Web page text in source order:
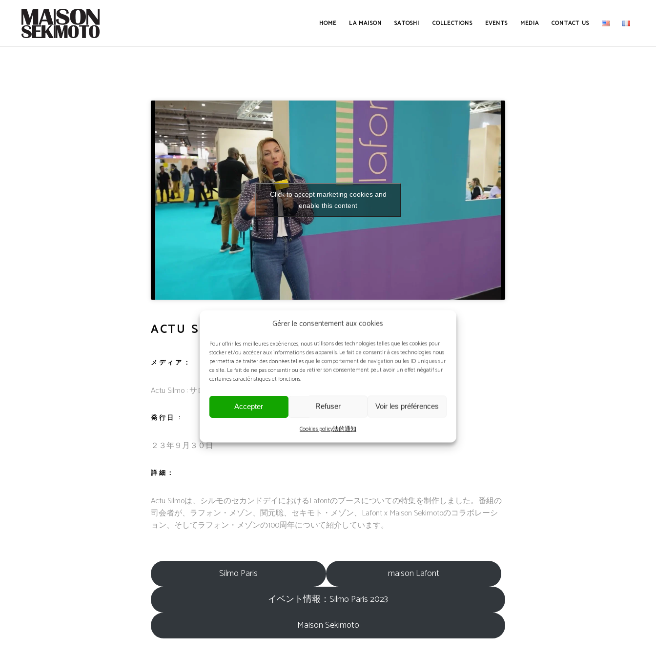
Gérer le consentement aux cookies
Pour offrir les meilleures expériences, nous utilisons des technologies telles que les cookies pour
stocker et/ou accéder aux informations des appareils. Le fait de consentir à ces technologies nous
permettra de traiter des données telles que le comportement de navigation ou les ID uniques sur
ce site. Le fait de ne pas consentir ou de retirer son consentement peut avoir un effet négatif sur
certaines caractéristiques et fonctions.
Accepter Refuser Voir les préférences
Cookies policy法的通知
HOME LA MAISON SATOSHI COLLECTIONS EVENTS MEDIA CONTACT US
Click to accept marketing cookies and
enable this content
ACTU SILMO
メディア：
Actu Silmo : サロン・シルモ・パリのテレビチャンネル
発行日 :
２３年９月３０日
詳細：
Actu Silmoは、シルモのセカンドデイにおけるLafontのブースについての特集を制作しました。番組の
司会者が、ラフォン・メゾン、関元聡、セキモト・メゾン、Lafont x Maison Sekimotoのコラボレーシ
ョン、そしてラフォン・メゾンの100周年について紹介しています。
Silmo Paris
maison Lafont
イベント情報：Silmo Paris 2023
Maison Sekimoto